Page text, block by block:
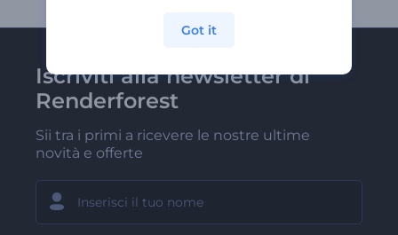
Iscriviti alla newsletter di
Renderforest
Sii tra i primi a ricevere le nostre ultime
novità e offerte
Got it